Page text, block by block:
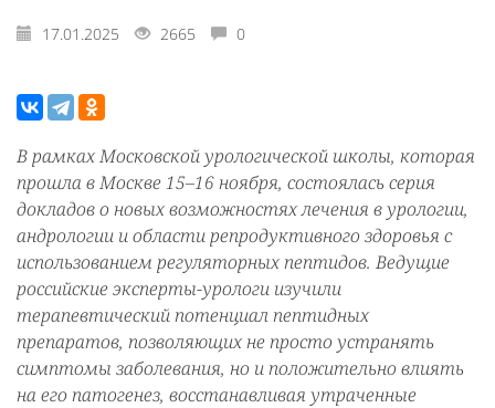
17.01.2025 2665 0
В рамках Московской урологической школы, которая
прошла в Москве 15–16 ноября, состоялась серия
докладов о новых возможностях лечения в урологии,
андрологии и области репродуктивного здоровья с
использованием регуляторных пептидов. Ведущие
российские эксперты-урологи изучили
терапевтический потенциал пептидных
препаратов, позволяющих не просто устранять
симптомы заболевания, но и положительно влиять
на его патогенез, восстанавливая утраченные